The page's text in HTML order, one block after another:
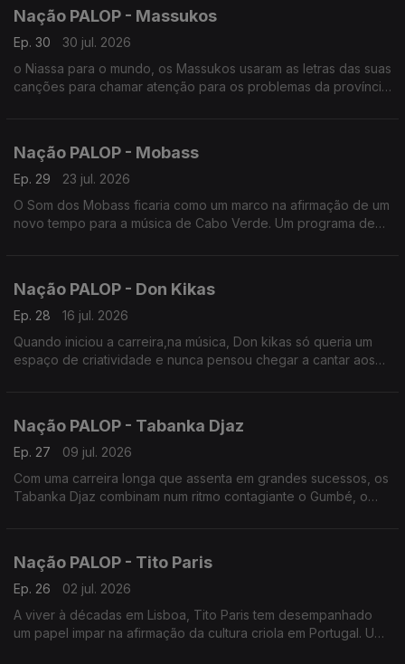
Nação PALOP - Massukos
Ep. 30
30 jul. 2026
o Niassa para o mundo, os Massukos usaram as letras das suas
canções para chamar atenção para os problemas da província
Nação PALOP - Mobass
Ep. 29
23 jul. 2026
O Som dos Mobass ficaria como um marco na afirmação de um
novo tempo para a música de Cabo Verde. Um programa de
Nação PALOP - Don Kikas
Ep. 28
16 jul. 2026
Quando iniciou a carreira,na música, Don kikas só queria um
espaço de criatividade e nunca pensou chegar a cantar aos
Nação PALOP - Tabanka Djaz
Ep. 27
09 jul. 2026
Com uma carreira longa que assenta em grandes sucessos, os
Tabanka Djaz combinam num ritmo contagiante o Gumbé, o
Nação PALOP - Tito Paris
Ep. 26
02 jul. 2026
A viver à décadas em Lisboa, Tito Paris tem desempanhado
um papel impar na afirmação da cultura criola em Portugal. Um